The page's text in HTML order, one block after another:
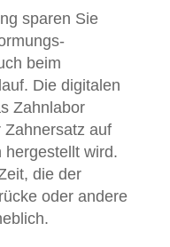
sparen Sie
beim
Die digitalen
Zahnlabor
Zahnersatz auf
hergestellt wird.
die der
oder andere